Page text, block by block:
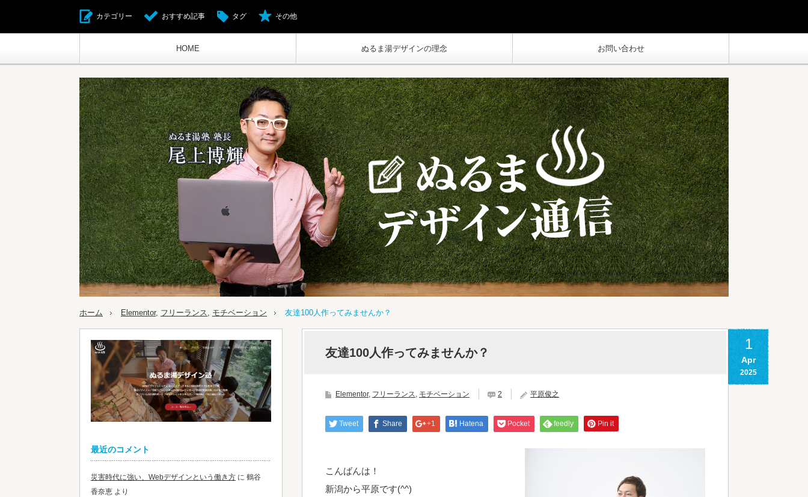
HOME ぬるま湯デザインの理念 お問い合わせ
カテゴリー おすすめ記事 タグ その他
ホーム Elementor, フリーランス, モチベーション 友達100人作ってみませんか？
1
Apr
2025
友達100人作ってみませんか？
Elementor, フリーランス, モチベーション 2 平原俊之
Tweet Share +1 Hatena Pocket feedly Pin it
こんばんは！
新潟から平原です(^^)
最近のコメント
災害時代に強い、Webデザインという働き方 に 鶴谷
香奈恵 より